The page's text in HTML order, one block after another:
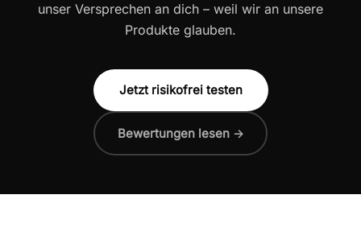
unser Versprechen an dich – weil wir an unsere
Produkte glauben.
Jetzt risikofrei testen
Bewertungen lesen →